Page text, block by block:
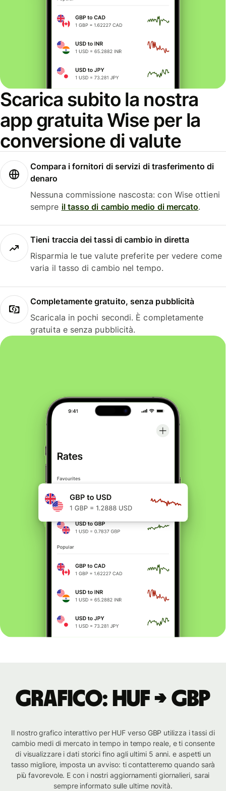
Scarica subito la nostra
app gratuita Wise per la
conversione di valute
Compara i fornitori di servizi di trasferimento di
denaro
Nessuna commissione nascosta: con Wise ottieni
sempre il tasso di cambio medio di mercato.
Tieni traccia dei tassi di cambio in diretta
Risparmia le tue valute preferite per vedere come
varia il tasso di cambio nel tempo.
Completamente gratuito, senza pubblicità
Scaricala in pochi secondi. È completamente
gratuita e senza pubblicità.
Grafico: HUF → GBP
Il nostro grafico interattivo per HUF verso GBP utilizza i tassi di
cambio medi di mercato in tempo in tempo reale, e ti consente
di visualizzare i dati storici fino agli ultimi 5 anni. e aspetti un
tasso migliore, imposta un avviso: ti contatteremo quando sarà
più favorevole. E con i nostri aggiornamenti giornalieri, sarai
sempre informato sulle ultime novità.